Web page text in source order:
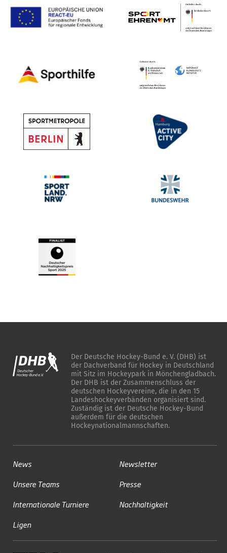
Der Deutsche Hockey-Bund e. V. (DHB) ist
der Dachverband für Hockey in Deutschland
mit Sitz im Hockeypark in Mönchengladbach.
Der DHB ist der Zusammenschluss der
deutschen Hockeyvereine, die in den 15
Landeshockeyverbänden organisiert sind.
Zuständig ist der Deutsche Hockey-Bund
außerdem für die deutschen
Hockeynationalmannschaften.
News
Unsere Teams
Internationale Turniere
Ligen
Newsletter
Presse
Nachhaltigkeit